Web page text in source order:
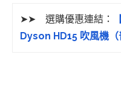
➤➤ 選購優惠連結：
Dyson HD15 吹風機（